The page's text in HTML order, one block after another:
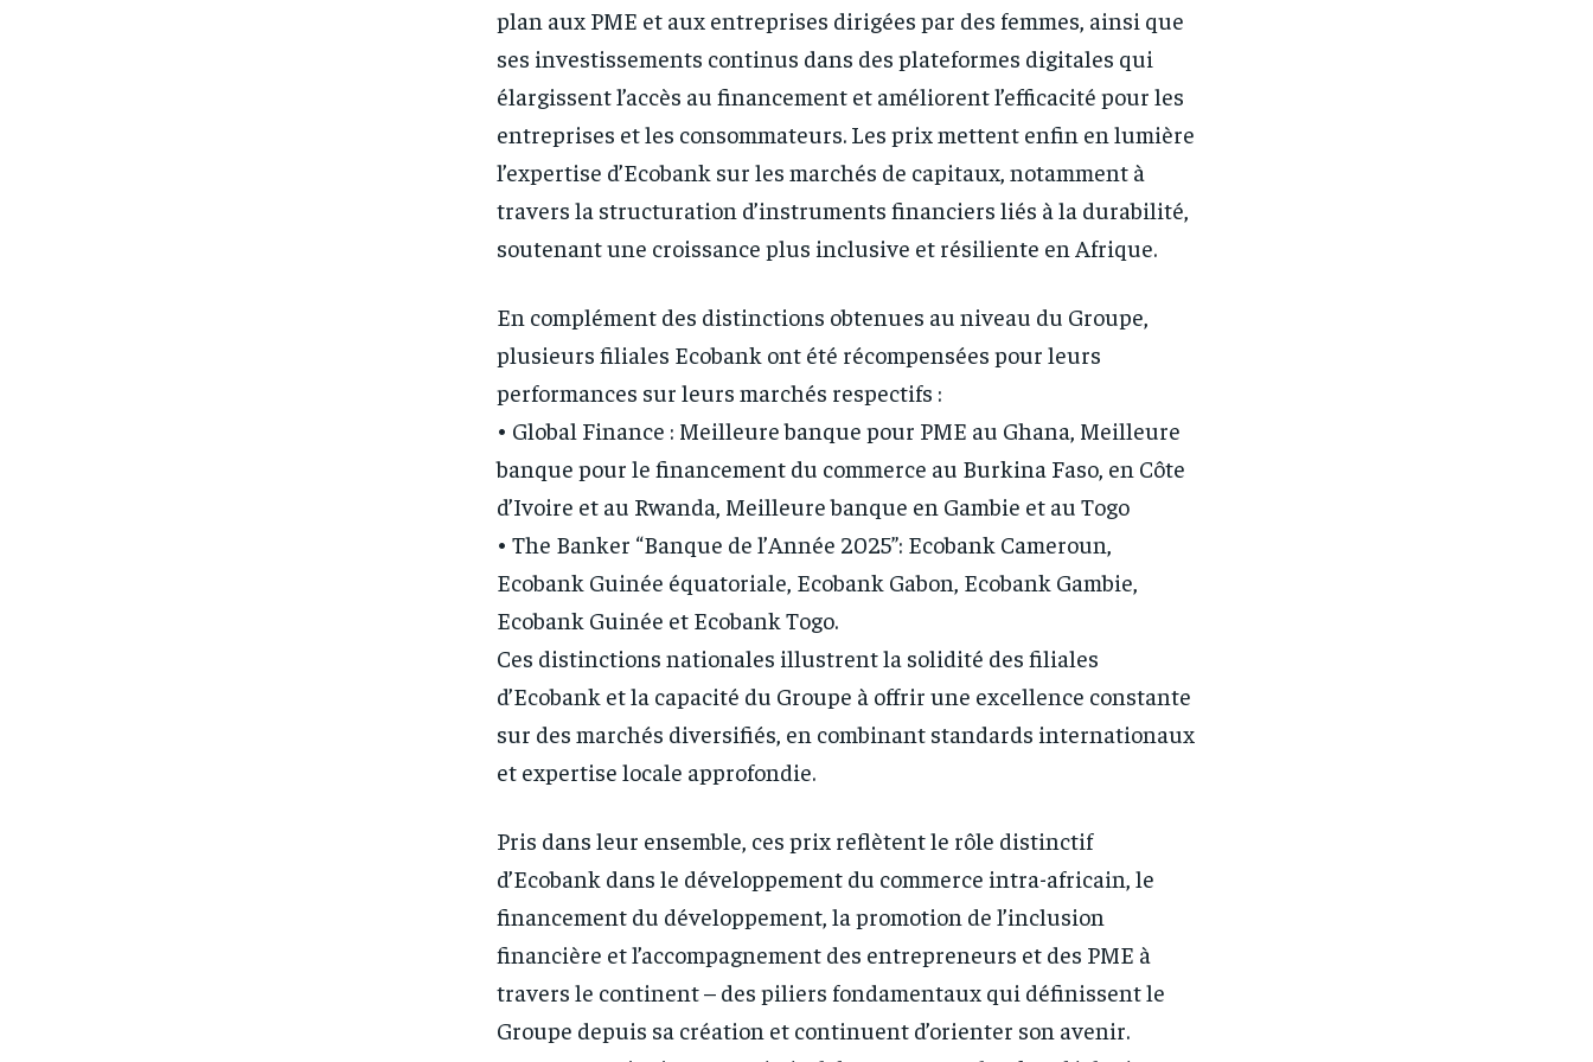
plan aux PME et aux entreprises dirigées par des femmes, ainsi que
ses investissements continus dans des plateformes digitales qui
élargissent l’accès au financement et améliorent l’efficacité pour les
entreprises et les consommateurs. Les prix mettent enfin en lumière
l’expertise d’Ecobank sur les marchés de capitaux, notamment à
travers la structuration d’instruments financiers liés à la durabilité,
soutenant une croissance plus inclusive et résiliente en Afrique.
En complément des distinctions obtenues au niveau du Groupe,
plusieurs filiales Ecobank ont été récompensées pour leurs
performances sur leurs marchés respectifs :
• Global Finance : Meilleure banque pour PME au Ghana, Meilleure
banque pour le financement du commerce au Burkina Faso, en Côte
d’Ivoire et au Rwanda, Meilleure banque en Gambie et au Togo
• The Banker “Banque de l’Année 2025”: Ecobank Cameroun,
Ecobank Guinée équatoriale, Ecobank Gabon, Ecobank Gambie,
Ecobank Guinée et Ecobank Togo.
Ces distinctions nationales illustrent la solidité des filiales
d’Ecobank et la capacité du Groupe à offrir une excellence constante
sur des marchés diversifiés, en combinant standards internationaux
et expertise locale approfondie.
Pris dans leur ensemble, ces prix reflètent le rôle distinctif
d’Ecobank dans le développement du commerce intra-africain, le
financement du développement, la promotion de l’inclusion
financière et l’accompagnement des entrepreneurs et des PME à
travers le continent – des piliers fondamentaux qui définissent le
Groupe depuis sa création et continuent d’orienter son avenir.